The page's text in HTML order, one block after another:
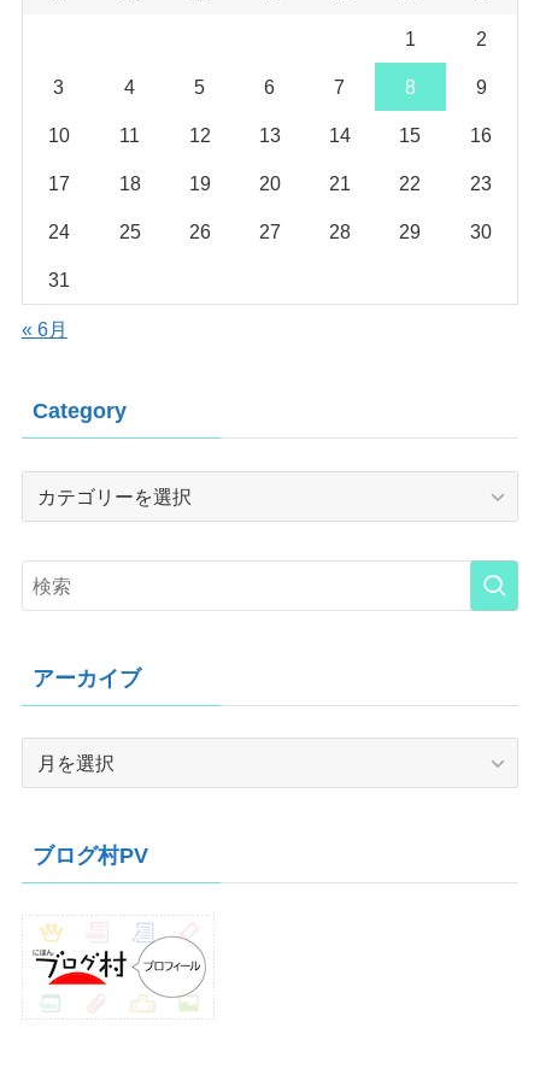
1 2
3 4 5 6 7 8 9
10 11 12 13 14 15 16
17 18 19 20 21 22 23
24 25 26 27 28 29 30
31
« 6月
Category
Category
アーカイブ
ブ
ブログ村PV